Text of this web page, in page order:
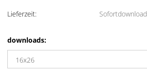
Lieferzeit: Sofortdownload
downloads: